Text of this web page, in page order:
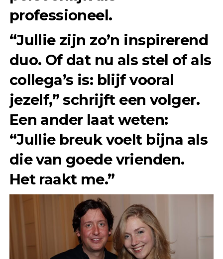
professioneel.
“Jullie zijn zo’n inspirerend
duo. Of dat nu als stel of als
collega’s is: blijf vooral
jezelf,” schrijft een volger.
Een ander laat weten:
“Jullie breuk voelt bijna als
die van goede vrienden.
Het raakt me.”